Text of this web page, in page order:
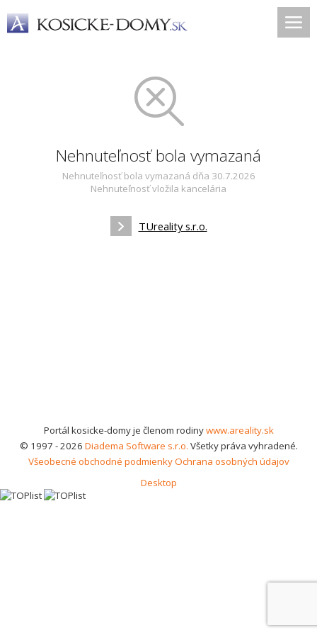
Nehnuteľnosť bola vymazaná
Nehnuteľnosť bola vymazaná dňa 30.7.2026
Nehnuteľnosť vložila kancelária
TUreality s.r.o.
Portál kosicke-domy je členom rodinywww.areality.sk
© 1997 - 2026 Diadema Software s.r.o. Všetky práva vyhradené.
Všeobecné obchodné podmienkyOchrana osobných údajov
Desktop